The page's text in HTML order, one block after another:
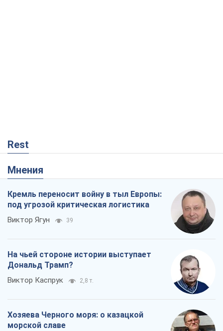
Rest
Мнения
Кремль переносит войну в тыл Европы:
под угрозой критическая логистика
Виктор Ягун 39
На чьей стороне истории выступает
Дональд Трамп?
Виктор Каспрук 2,8 т.
Хозяева Черного моря: о казацкой
морской славе